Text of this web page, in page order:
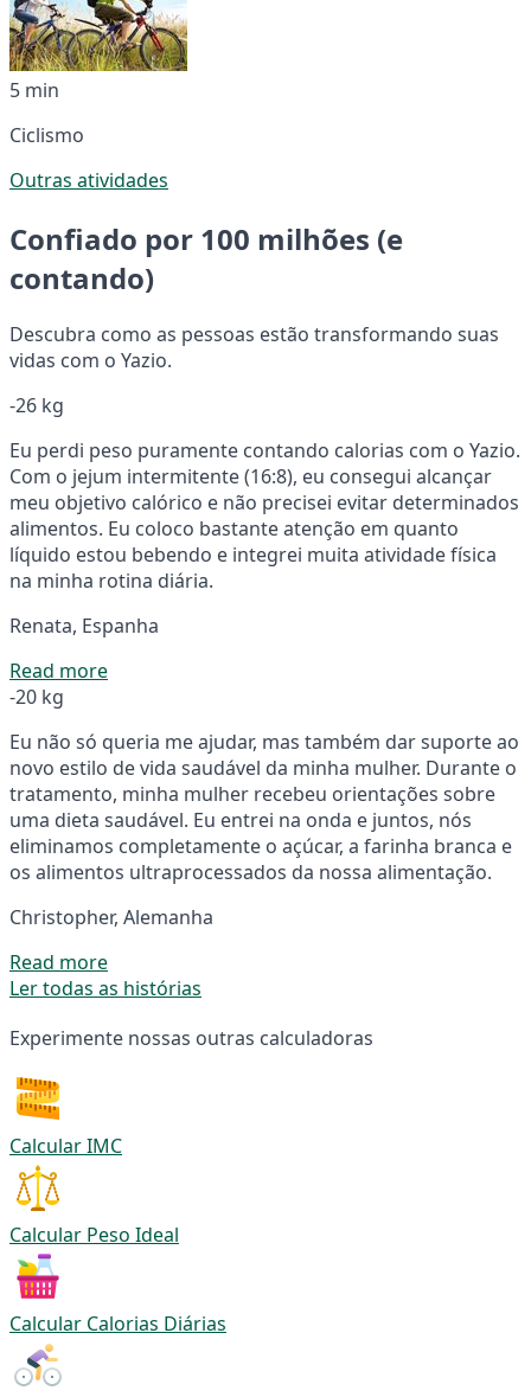
5 min
Ciclismo
Outras atividades
Confiado por 100 milhões (e
contando)
Descubra como as pessoas estão transformando suas
vidas com o Yazio.
-26 kg
Eu perdi peso puramente contando calorias com o Yazio.
Com o jejum intermitente (16:8), eu consegui alcançar
meu objetivo calórico e não precisei evitar determinados
alimentos. Eu coloco bastante atenção em quanto
líquido estou bebendo e integrei muita atividade física
na minha rotina diária.
Renata, Espanha
Read more
-20 kg
Eu não só queria me ajudar, mas também dar suporte ao
novo estilo de vida saudável da minha mulher. Durante o
tratamento, minha mulher recebeu orientações sobre
uma dieta saudável. Eu entrei na onda e juntos, nós
eliminamos completamente o açúcar, a farinha branca e
os alimentos ultraprocessados da nossa alimentação.
Christopher, Alemanha
Read more
Ler todas as histórias
Experimente nossas outras calculadoras
Calcular IMC
Calcular Peso Ideal
Calcular Calorias Diárias